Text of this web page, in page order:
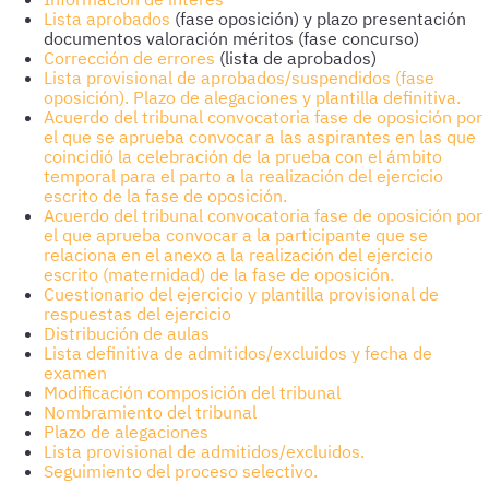
Lista aprobados (fase oposición) y plazo presentación
documentos valoración méritos (fase concurso)
Corrección de errores (lista de aprobados)
Lista provisional de aprobados/suspendidos (fase
oposición). Plazo de alegaciones y plantilla definitiva.
Acuerdo del tribunal convocatoria fase de oposición por
el que se aprueba convocar a las aspirantes en las que
coincidió la celebración de la prueba con el ámbito
temporal para el parto a la realización del ejercicio
escrito de la fase de oposición.
Acuerdo del tribunal convocatoria fase de oposición por
el que aprueba convocar a la participante que se
relaciona en el anexo a la realización del ejercicio
escrito (maternidad) de la fase de oposición.
Cuestionario del ejercicio y plantilla provisional de
respuestas del ejercicio
Distribución de aulas
Lista definitiva de admitidos/excluidos y fecha de
examen
Modificación composición del tribunal
Nombramiento del tribunal
Plazo de alegaciones
Lista provisional de admitidos/excluidos.
Seguimiento del proceso selectivo.